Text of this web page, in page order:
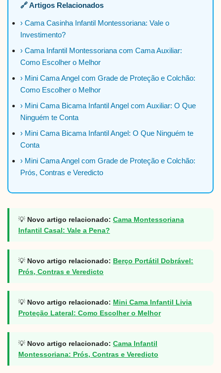
🔗 Artigos Relacionados
› Cama Casinha Infantil Montessoriana: Vale o
Investimento?
› Cama Infantil Montessoriana com Cama Auxiliar:
Como Escolher o Melhor
› Mini Cama Angel com Grade de Proteção e Colchão:
Como Escolher o Melhor
› Mini Cama Bicama Infantil Angel com Auxiliar: O Que
Ninguém te Conta
› Mini Cama Bicama Infantil Angel: O Que Ninguém te
Conta
› Mini Cama Angel com Grade de Proteção e Colchão:
Prós, Contras e Veredicto
💡 Novo artigo relacionado: Cama Montessoriana
Infantil Casal: Vale a Pena?
💡 Novo artigo relacionado: Berço Portátil Dobrável:
Prós, Contras e Veredicto
💡 Novo artigo relacionado: Mini Cama Infantil Livia
Proteção Lateral: Como Escolher o Melhor
💡 Novo artigo relacionado: Cama Infantil
Montessoriana: Prós, Contras e Veredicto